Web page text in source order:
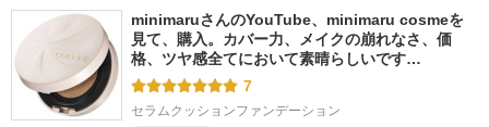
minimaruさんのYouTube、minimaru cosmeを
見て、購入。カバー力、メイクの崩れなさ、価
格、ツヤ感全てにおいて素晴らしいです…
7
セラムクッションファンデーション